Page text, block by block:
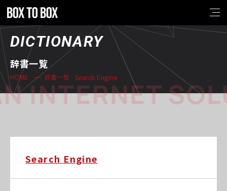
DICTIONARY
辞書一覧
HOME 辞書一覧 Search Engine
INTERNET
Search Engine